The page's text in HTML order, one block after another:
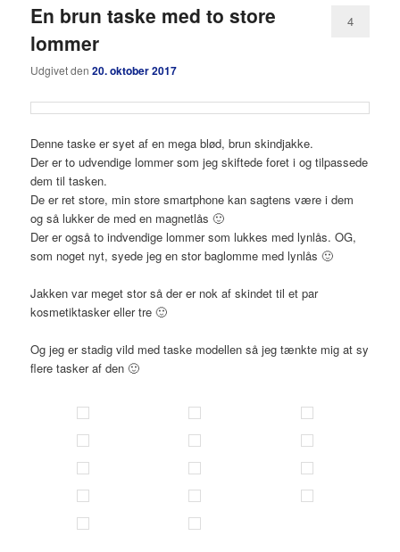
En brun taske med to store
lommer
Udgivet den20. oktober 2017
4
Denne taske er syet af en mega blød, brun skindjakke.
Der er to udvendige lommer som jeg skiftede foret i og tilpassede
dem til tasken.
De er ret store, min store smartphone kan sagtens være i dem
og så lukker de med en magnetlås 🙂
Der er også to indvendige lommer som lukkes med lynlås. OG,
som noget nyt, syede jeg en stor baglomme med lynlås 🙂
Jakken var meget stor så der er nok af skindet til et par
kosmetiktasker eller tre 🙂
Og jeg er stadig vild med taske modellen så jeg tænkte mig at sy
flere tasker af den 🙂